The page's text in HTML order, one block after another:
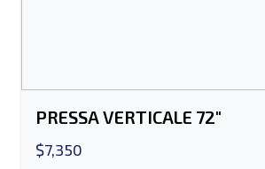
Send a Message
Nome e cognome
PRESSA VERTICALE 72"
$7,350